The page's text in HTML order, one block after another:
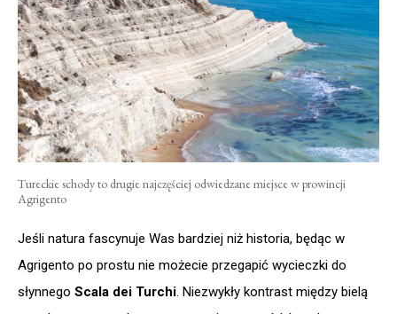
Tureckie schody to drugie najczęściej odwiedzane miejsce w prowincji
Agrigento
Jeśli natura fascynuje Was bardziej niż historia, będąc w
Agrigento po prostu nie możecie przegapić wycieczki do
słynnego Scala dei Turchi. Niezwykły kontrast między bielą